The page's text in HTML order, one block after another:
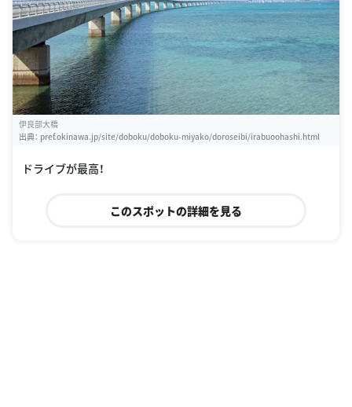
伊良部大橋
出典： pref.okinawa.jp/site/doboku/doboku-miyako/doroseibi/irabuoohashi.html
ドライブが最高！
このスポットの詳細を見る